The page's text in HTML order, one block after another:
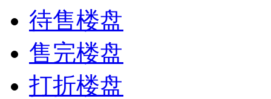
待售楼盘
售完楼盘
打折楼盘